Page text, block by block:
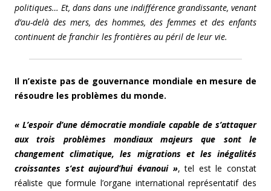
politiques… Et, dans dans une indifférence grandissante, venant
d’au-delà des mers, des hommes, des femmes et des enfants
continuent de franchir les frontières au péril de leur vie.
Il n’existe pas de gouvernance mondiale en mesure de
résoudre les problèmes du monde.
« L’espoir d’une démocratie mondiale capable de s’attaquer
aux trois problèmes mondiaux majeurs que sont le
changement climatique, les migrations et les inégalités
croissantes s’est aujourd’hui évanoui », tel est le constat
réaliste que formule l’organe international représentatif des